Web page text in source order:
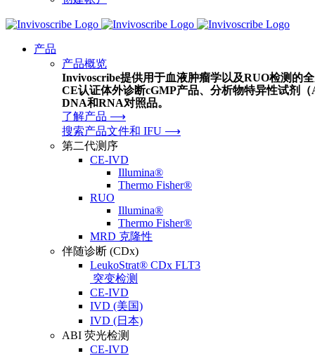
产品
产品概览
Invivoscribe提供用于血液肿瘤学以及RUO检测的
CE认证体外诊断cGMP产品、分析物特异性试剂（
DNA和RNA对照品。
了解产品 ⟶
搜索产品文件和 IFU ⟶
第二代测序
CE-IVD
Illumina®
Thermo Fisher®
RUO
Illumina®
Thermo Fisher®
MRD 克隆性
伴随诊断 (CDx)
LeukoStrat® CDx FLT3
突变检测
CE-IVD
IVD (美国)
IVD (日本)
ABI 荧光检测
CE-IVD